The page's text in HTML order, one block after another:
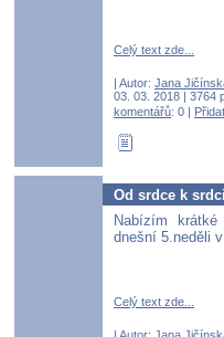
Celý text zde...
| Autor: Jana
03. 03. 2018 | 3764
komentářů: 0 |
Od srdce k
Nabízím
dnešní 5.neděli
Celý text zde...